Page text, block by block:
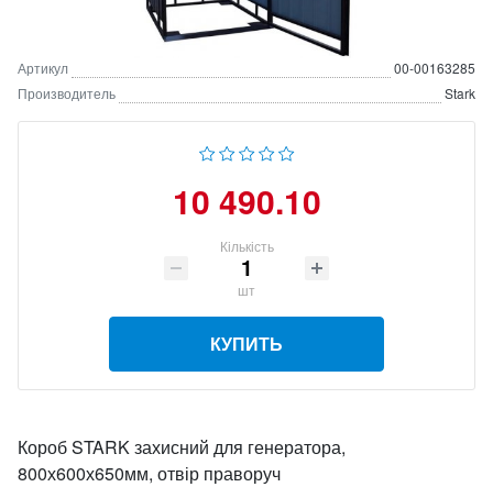
Артикул
00-00163285
Производитель
Stark
10 490.10
Кількість
шт
КУПИТЬ
Короб STARK захисний для генератора,
800х600х650мм, отвір праворуч